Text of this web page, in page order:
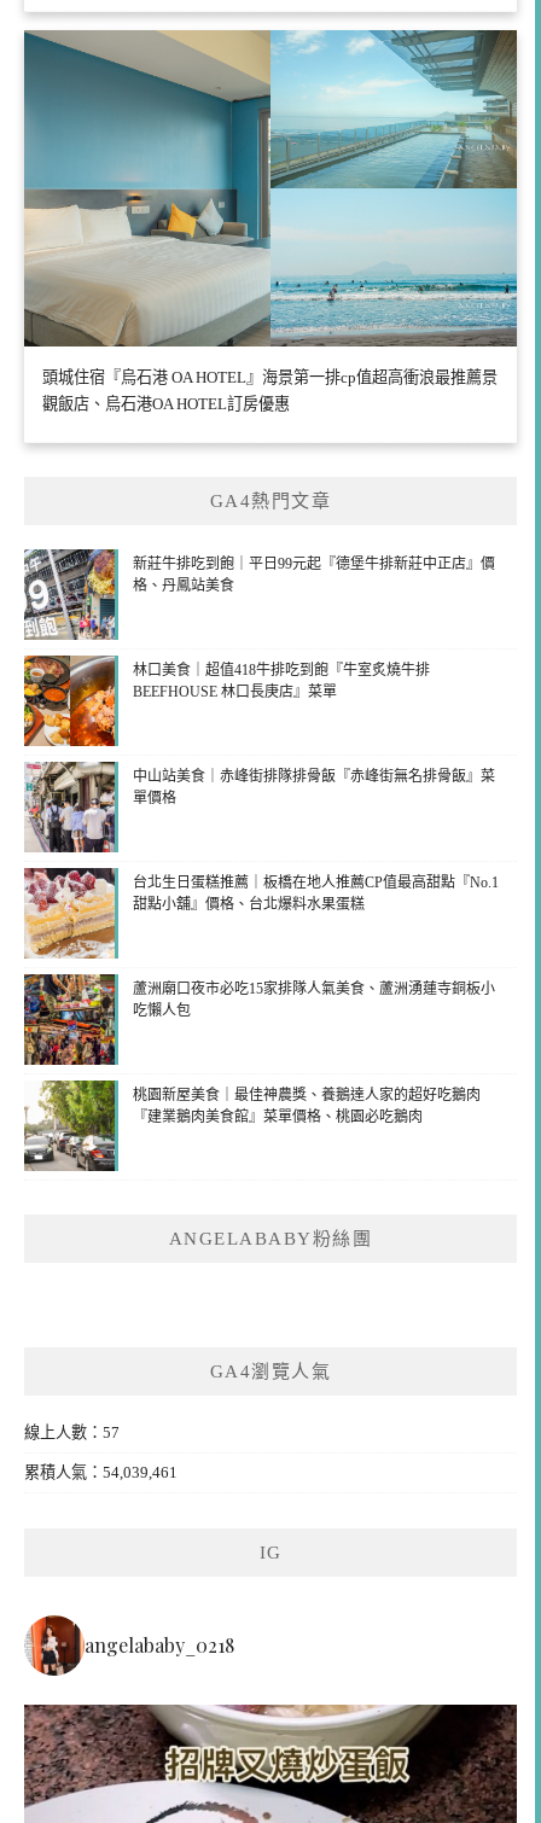
頭城住宿『烏石港 OA HOTEL』海景第一排cp值超高衝浪最推薦景
觀飯店、烏石港OA HOTEL訂房優惠
GA4熱門文章
新莊牛排吃到飽｜平日99元起『德堡牛排新莊中正店』價
格、丹鳳站美食
林口美食｜超值418牛排吃到飽『牛室炙燒牛排
BEEFHOUSE 林口長庚店』菜單
中山站美食｜赤峰街排隊排骨飯『赤峰街無名排骨飯』菜
單價格
台北生日蛋糕推薦｜板橋在地人推薦CP值最高甜點『No.1
甜點小舖』價格、台北爆料水果蛋糕
蘆洲廟口夜市必吃15家排隊人氣美食、蘆洲湧蓮寺銅板小
吃懶人包
桃園新屋美食｜最佳神農獎、養鵝達人家的超好吃鵝肉
『建業鵝肉美食館』菜單價格、桃園必吃鵝肉
ANGELABABY粉絲團
GA4瀏覽人氣
線上人數：57
累積人氣：54,039,461
IG
angelababy_0218